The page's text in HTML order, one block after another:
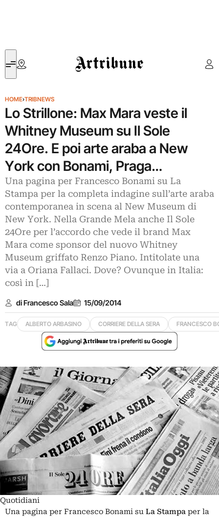
Artribune
HOME›TRIBNEWS
Lo Strillone: Max Mara veste il
Whitney Museum su Il Sole
24Ore. E poi arte araba a New
York con Bonami, Praga…
Una pagina per Francesco Bonami su La
Stampa per la completa indagine sull’arte araba
contemporanea in scena al New Museum di
New York. Nella Grande Mela anche Il Sole
24Ore per l’accordo che vede il brand Max
Mara come sponsor del nuovo Whitney
Museum griffato Renzo Piano. Intitolate una
via a Oriana Fallaci. Dove? Ovunque in Italia:
così in […]
di Francesco Sala 15/09/2014
TAG ALBERTO ARBASINO CORRIERE DELLA SERA FRANCESCO
Quotidiani
Una pagina per Francesco Bonami su La Stampa per la